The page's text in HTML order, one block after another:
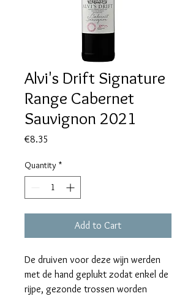
Alvi's Drift Signature
Range Cabernet
Sauvignon 2021
€8.35
Quantity *
Add to Cart
De druiven voor deze wijn werden
met de hand geplukt zodat enkel de
rijpe, gezonde trossen worden